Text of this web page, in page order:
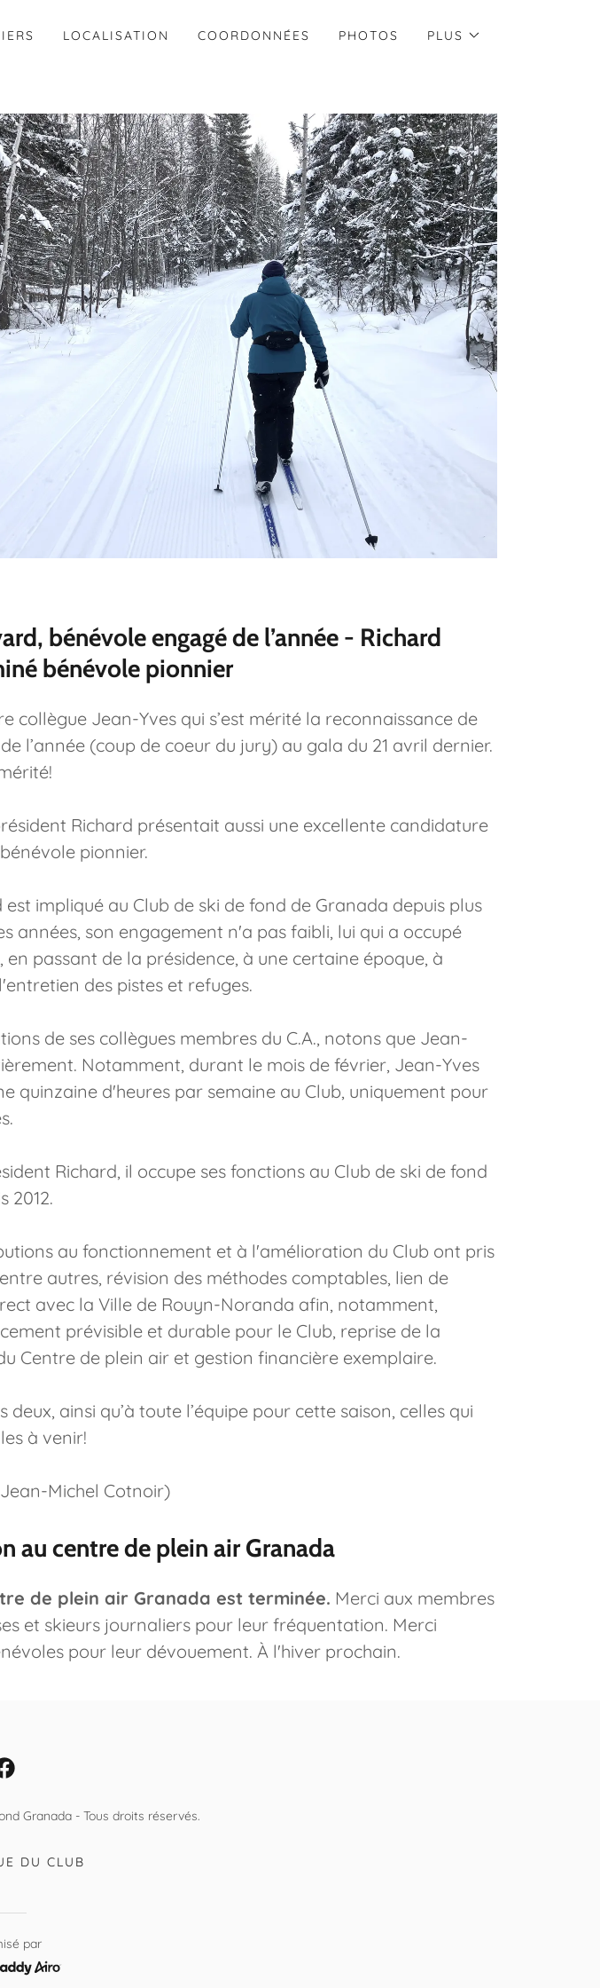
LOCALISATION COORDONNÉES PHOTOS PLUS
bénévole engagé de l’année - Richard
bénévole pionnier
collègue Jean-Yves qui s’est mérité la reconnaissance de
l’année (coup de coeur du jury) au gala du 21 avril dernier.
Richard présentait aussi une excellente candidature
pionnier.
impliqué au Club de ski de fond de Granada depuis plus
années, son engagement n'a pas faibli, lui qui a occupé
en passant de la présidence, à une certaine époque, à
des pistes et refuges.
de ses collègues membres du C.A., notons que Jean-
Notamment, durant le mois de février, Jean-Yves
quinzaine d'heures par semaine au Club, uniquement pour
Richard, il occupe ses fonctions au Club de ski de fond
2012.
au fonctionnement et à l'amélioration du Club ont pris
autres, révision des méthodes comptables, lien de
avec la Ville de Rouyn-Noranda afin, notamment,
prévisible et durable pour le Club, reprise de la
Centre de plein air et gestion financière exemplaire.
deux, ainsi qu’à toute l’équipe pour cette saison, celles qui
à venir!
Michel Cotnoir)
au centre de plein air Granada
de plein air Granada est terminée. Merci aux membres
et skieurs journaliers pour leur fréquentation. Merci
pour leur dévouement. À l'hiver prochain.
Granada - Tous droits réservés.
DU CLUB
par